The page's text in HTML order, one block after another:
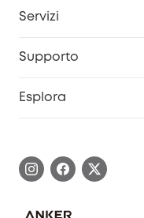
Servizi
Supporto
Esplora
Contattaci